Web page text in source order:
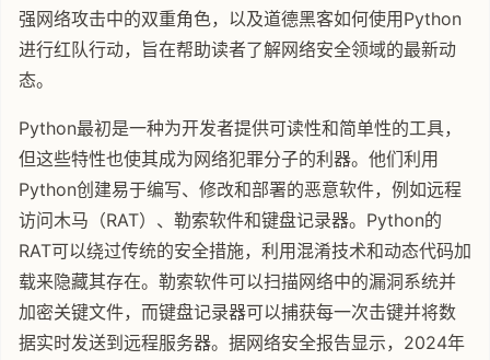
强网络攻击中的双重角色，以及道德黑客如何使用Python
进行红队行动，旨在帮助读者了解网络安全领域的最新动
态。
Python最初是一种为开发者提供可读性和简单性的工具，
但这些特性也使其成为网络犯罪分子的利器。他们利用
Python创建易于编写、修改和部署的恶意软件，例如远程
访问木马（RAT）、勒索软件和键盘记录器。Python的
RAT可以绕过传统的安全措施，利用混淆技术和动态代码加
载来隐藏其存在。勒索软件可以扫描网络中的漏洞系统并
加密关键文件，而键盘记录器可以捕获每一次击键并将数
据实时发送到远程服务器。据网络安全报告显示，2024年